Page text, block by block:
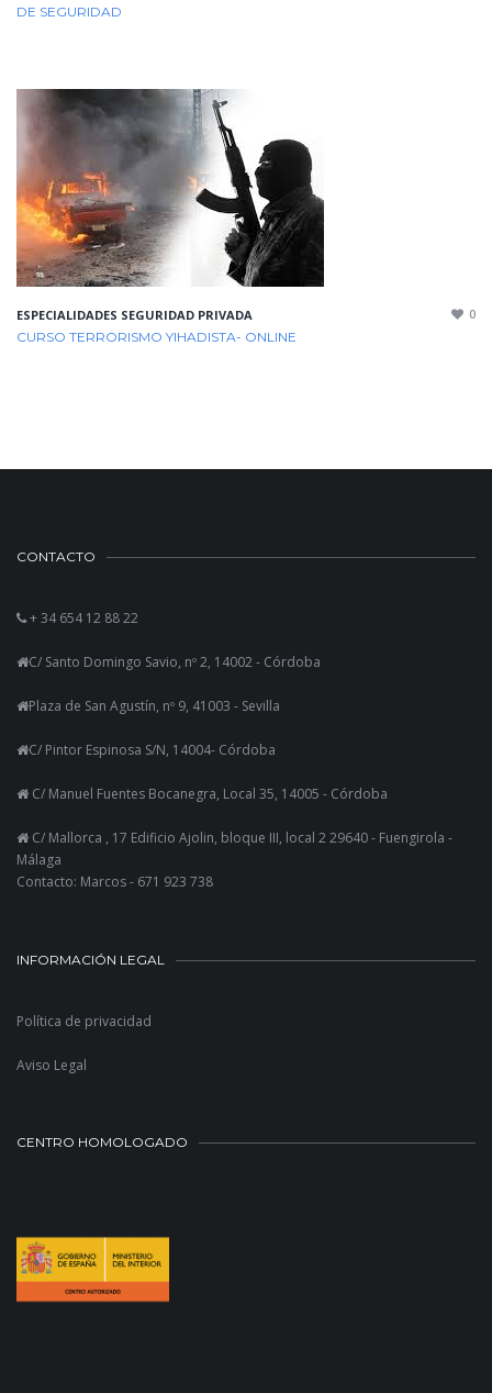
DE SEGURIDAD
ESPECIALIDADES SEGURIDAD PRIVADA
CURSO TERRORISMO YIHADISTA- ONLINE
0
CONTACTO
+ 34 654 12 88 22
C/ Santo Domingo Savio, nº 2, 14002 - Córdoba
Plaza de San Agustín, nº 9, 41003 - Sevilla
C/ Pintor Espinosa S/N, 14004- Córdoba
C/ Manuel Fuentes Bocanegra, Local 35, 14005 - Córdoba
C/ Mallorca , 17 Edificio Ajolin, bloque III, local 2 29640 - Fuengirola -
Málaga
Contacto: Marcos - 671 923 738
INFORMACIÓN LEGAL
Política de privacidad
Aviso Legal
CENTRO HOMOLOGADO